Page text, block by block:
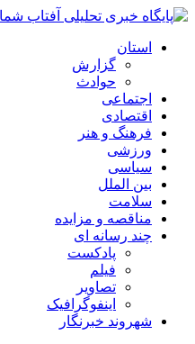
استان
گزارش
حوادث
اجتماعی
اقتصادی
فرهنگ و هنر
ورزشی
سیاسی
بین الملل
سلامت
مناقصه و مزایده
چند رسانه ای
پادکست
فیلم
تصاویر
اینفوگرافیک
شهروند خبرنگار